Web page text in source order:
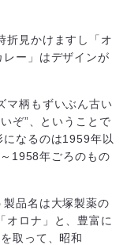
折見かけますし「オ
ー」はデザインが
マ柄もずいぶん古い
ぞ”、ということで
なるのは1959年以
1958年ごろのもの
品名は大塚製薬の
オロナ」と、豊富に
取って、昭和